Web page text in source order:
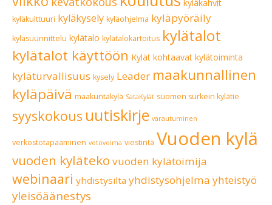
kyläkahvit
kyläkulttuuri kyläkysely kyläohjelma kyläpyöräily
kyläsuunnittelu kylätalo kylätalokartoitus kylätalot
kylätalot käyttöön Kylät kohtaavat kylätoiminta
kyläturvallisuus kysely Leader maakunnallinen
kyläpäivä maakuntakylä SataKylät suomen surkein kylätie
syyskokous uutiskirje varautuminen
verkostotapaaminen vetovoima viestintä Vuoden kylä
vuoden kyläteko vuoden kylätoimija
webinaari yhdistysilta yhdistysohjelma yhteistyö
yleisöäänestys